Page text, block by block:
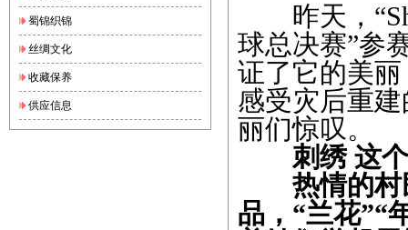
蜀锦织锦
丝绸文化
收藏保养
供应信息
昨天，
球总决赛”参
证了它的美
感受灾后重
丽们惊叹。
刺绣 这个
热情的村
品，“兰花”“